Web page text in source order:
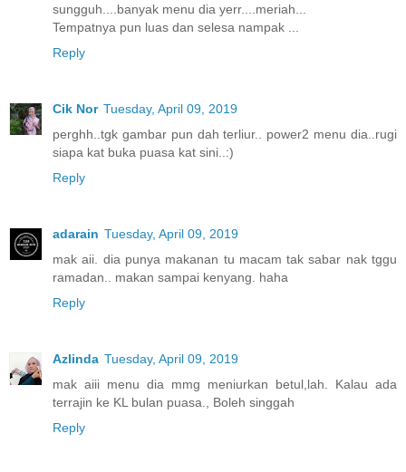
sungguh....banyak menu dia yerr....meriah...
Tempatnya pun luas dan selesa nampak ...
Reply
Cik Nor Tuesday, April 09, 2019
perghh..tgk gambar pun dah terliur.. power2 menu dia..rugi
siapa kat buka puasa kat sini..:)
Reply
adarain Tuesday, April 09, 2019
mak aii. dia punya makanan tu macam tak sabar nak tggu
ramadan.. makan sampai kenyang. haha
Reply
Azlinda Tuesday, April 09, 2019
mak aiii menu dia mmg meniurkan betul,lah. Kalau ada
terrajin ke KL bulan puasa., Boleh singgah
Reply